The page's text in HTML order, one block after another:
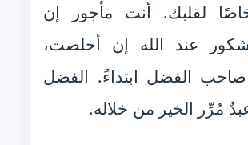
لقلبك. أنت مأجور إن
عند الله إن أخلصت،
الفضل ابتداءً. الفضل
مُرِّر الخير من خلاله.